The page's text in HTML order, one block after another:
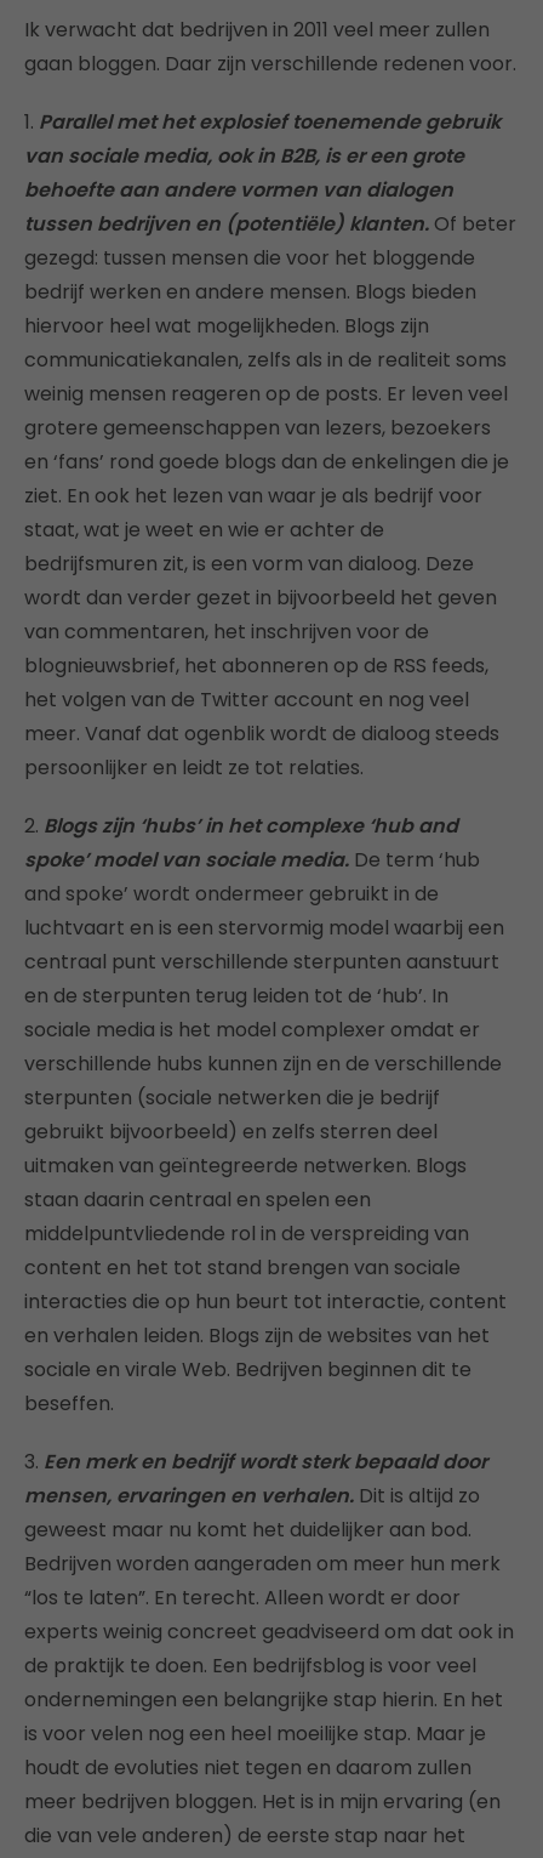
Ik verwacht dat bedrijven in 2011 veel meer zullen
gaan bloggen. Daar zijn verschillende redenen voor.
1. Parallel met het explosief toenemende gebruik
van sociale media, ook in B2B, is er een grote
behoefte aan andere vormen van dialogen
tussen bedrijven en (potentiële) klanten. Of beter
gezegd: tussen mensen die voor het bloggende
bedrijf werken en andere mensen. Blogs bieden
hiervoor heel wat mogelijkheden. Blogs zijn
communicatiekanalen, zelfs als in de realiteit soms
weinig mensen reageren op de posts. Er leven veel
grotere gemeenschappen van lezers, bezoekers
en ‘fans’ rond goede blogs dan de enkelingen die je
ziet. En ook het lezen van waar je als bedrijf voor
staat, wat je weet en wie er achter de
bedrijfsmuren zit, is een vorm van dialoog. Deze
wordt dan verder gezet in bijvoorbeeld het geven
van commentaren, het inschrijven voor de
blognieuwsbrief, het abonneren op de RSS feeds,
het volgen van de Twitter account en nog veel
meer. Vanaf dat ogenblik wordt de dialoog steeds
persoonlijker en leidt ze tot relaties.
2. Blogs zijn ‘hubs’ in het complexe ‘hub and
spoke’ model van sociale media. De term ‘hub
and spoke’ wordt ondermeer gebruikt in de
luchtvaart en is een stervormig model waarbij een
centraal punt verschillende sterpunten aanstuurt
en de sterpunten terug leiden tot de ‘hub’. In
sociale media is het model complexer omdat er
verschillende hubs kunnen zijn en de verschillende
sterpunten (sociale netwerken die je bedrijf
gebruikt bijvoorbeeld) en zelfs sterren deel
uitmaken van geïntegreerde netwerken. Blogs
staan daarin centraal en spelen een
middelpuntvliedende rol in de verspreiding van
content en het tot stand brengen van sociale
interacties die op hun beurt tot interactie, content
en verhalen leiden. Blogs zijn de websites van het
sociale en virale Web. Bedrijven beginnen dit te
beseffen.
3. Een merk en bedrijf wordt sterk bepaald door
mensen, ervaringen en verhalen. Dit is altijd zo
geweest maar nu komt het duidelijker aan bod.
Bedrijven worden aangeraden om meer hun merk
“los te laten”. En terecht. Alleen wordt er door
experts weinig concreet geadviseerd om dat ook in
de praktijk te doen. Een bedrijfsblog is voor veel
ondernemingen een belangrijke stap hierin. En het
is voor velen nog een heel moeilijke stap. Maar je
houdt de evoluties niet tegen en daarom zullen
meer bedrijven bloggen. Het is in mijn ervaring (en
die van vele anderen) de eerste stap naar het